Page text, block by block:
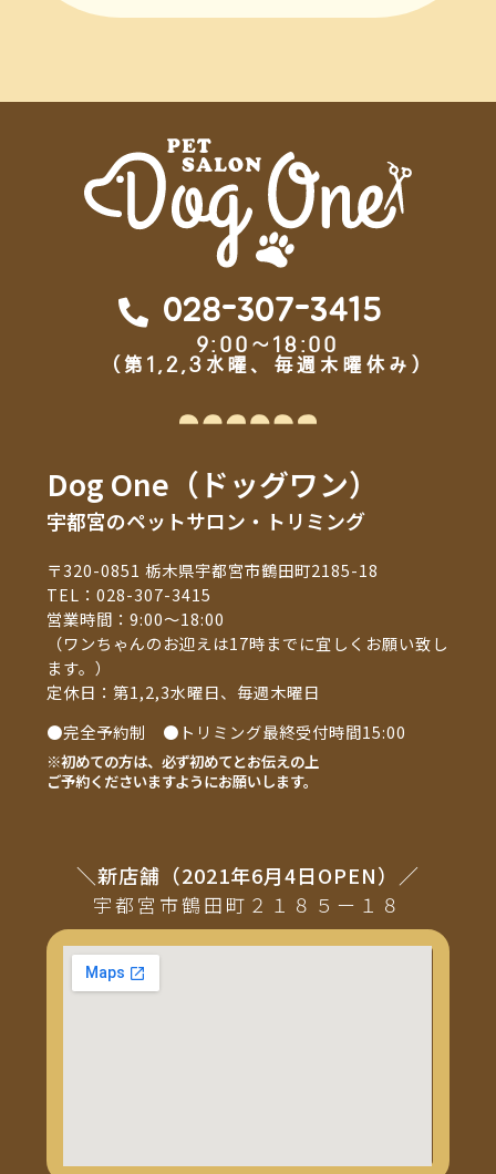
028-307-3415
9:00～18:00
（第1,2,3水曜、毎週木曜休み）
Dog One（ドッグワン）
宇都宮のペットサロン・トリミング
〒320-0851 栃木県宇都宮市鶴田町2185-18
TEL：028-307-3415
営業時間：9:00～18:00
（ワンちゃんのお迎えは17時までに宜しくお願い致し
ます。）
定休日：第1,2,3水曜日、毎週木曜日
●完全予約制 ●トリミング最終受付時間15:00
※初めての方は、必ず初めてとお伝えの上
ご予約くださいますようにお願いします。
＼新店舗（2021年6月4日OPEN）／
宇都宮市鶴田町２１８５ー１８